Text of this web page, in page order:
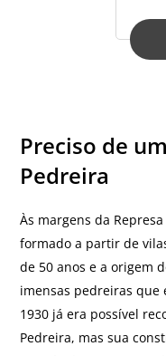
Preciso de
Pedreira
Às margens da
formado a partir de
de 50 anos e a origem
imensas pedreiras que
1930 já era possível
Pedreira, mas sua